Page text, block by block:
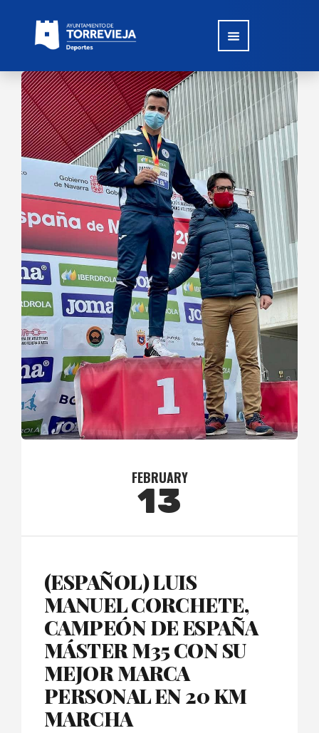
FEBRUARY
13
(ESPAÑOL) LUIS
MANUEL CORCHETE,
CAMPEÓN DE ESPAÑA
MÁSTER M35 CON SU
MEJOR MARCA
PERSONAL EN 20 KM
MARCHA